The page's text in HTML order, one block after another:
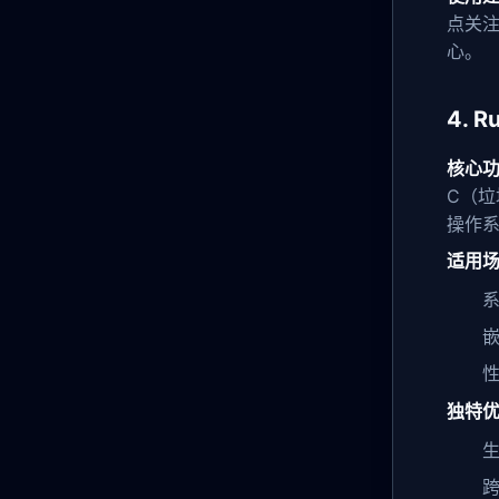
点关
心。
4.
核心
C（
操作
适用
独特